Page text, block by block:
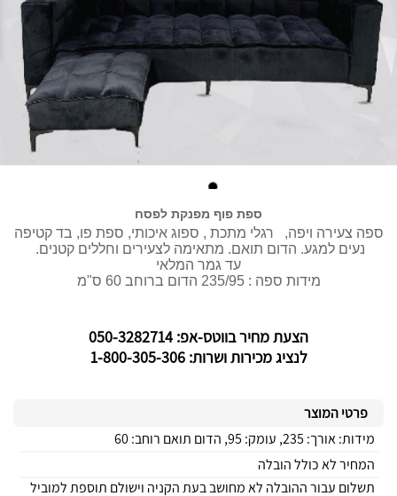
ספת פוף מפנקת לפסח
ספה צעירה ויפה, רגלי מתכת , ספוג איכותי, ספת פו, בד קטיפה
נעים למגע. הדום תואם. מתאימה לצעירים וחללים קטנים.
עד גמר המלאי
מידות ספה : 235/95 הדום ברוחב 60 ס"מ
הצעת מחיר בווטס-אפ: 050-3282714
לנציג מכירות ושרות: 1-800-305-306
פרטי המוצר
מידות: אורך: 235, עומק: 95, הדום תואם רוחב: 60
המחיר לא כולל הובלה
תשלום עבור ההובלה לא מחושב בעת הקניה וישולם תוספת למוביל